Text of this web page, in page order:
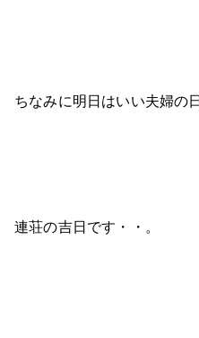
ちなみに明日はいい夫婦の
連荘の吉日です・・。